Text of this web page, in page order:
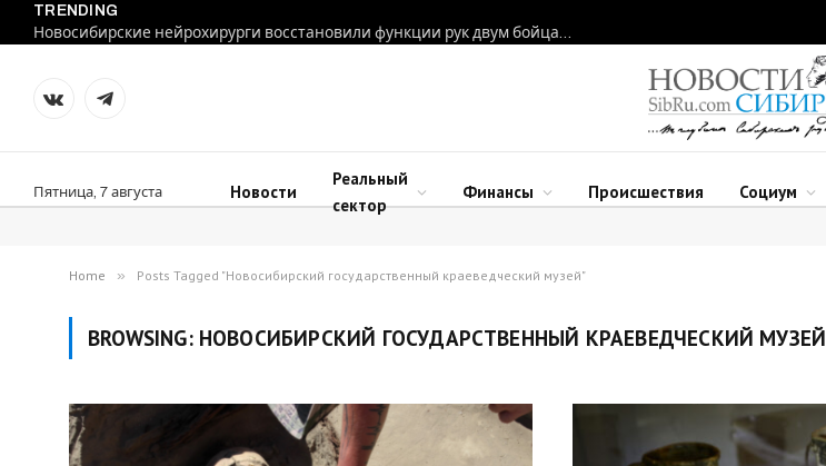
TRENDING
Новосибирские нейрохирурги восстановили функции рук двум бойцам после минно-взрывных травм
VKontakteTelegram
Пятница, 7 августа Новости
Реальный
сектор
Финансы Происшествия Социум
Home » Posts Tagged "Новосибирский государственный краеведческий музей"
BROWSING: НОВОСИБИРСКИЙ ГОСУДАРСТВЕННЫЙ КРАЕВЕДЧЕСКИЙ МУЗЕЙ